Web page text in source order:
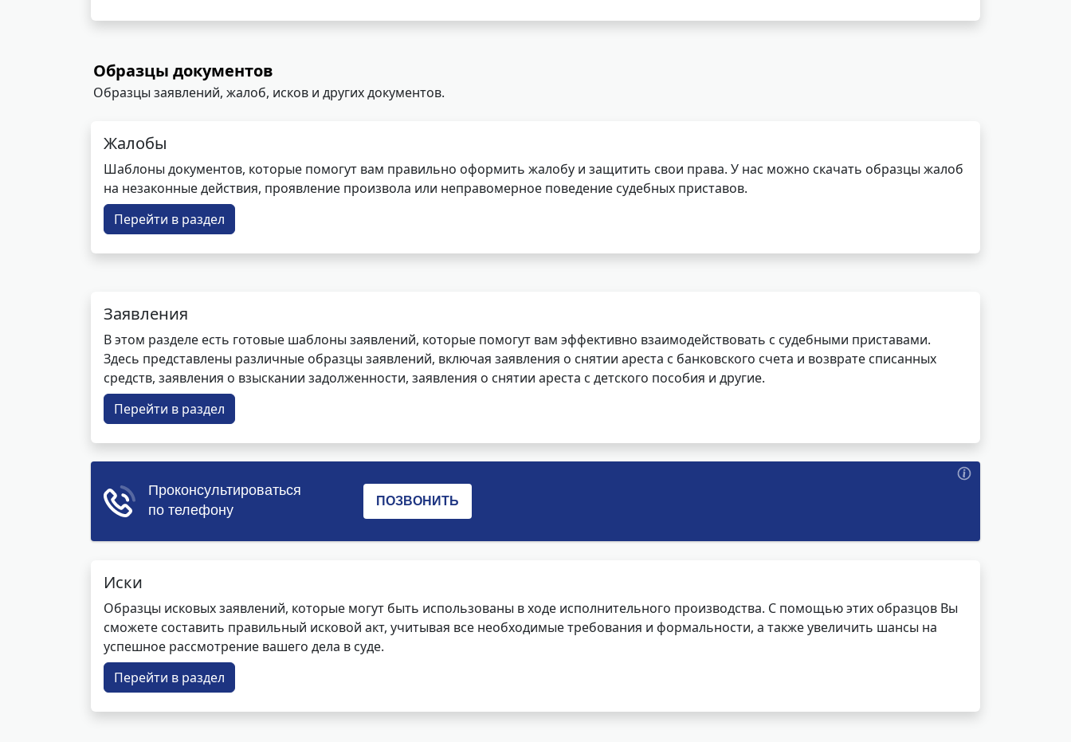
Образцы документов
Образцы заявлений, жалоб, исков и других документов.
Жалобы
Шаблоны документов, которые помогут вам правильно оформить жалобу и защитить свои права. У нас можно скачать образцы жалоб
на незаконные действия, проявление произвола или неправомерное поведение судебных приставов.
Перейти в раздел
Заявления
В этом разделе есть готовые шаблоны заявлений, которые помогут вам эффективно взаимодействовать с судебными приставами.
Здесь представлены различные образцы заявлений, включая заявления о снятии ареста с банковского счета и возврате списанных
средств, заявления о взыскании задолженности, заявления о снятии ареста с детского пособия и другие.
Перейти в раздел
Иски
Образцы исковых заявлений, которые могут быть использованы в ходе исполнительного производства. С помощью этих образцов Вы
сможете составить правильный исковой акт, учитывая все необходимые требования и формальности, а также увеличить шансы на
успешное рассмотрение вашего дела в суде.
Перейти в раздел